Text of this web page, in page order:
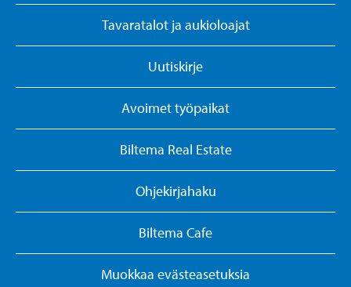
Tavaratalot ja aukioloajat
Uutiskirje
Avoimet työpaikat
Biltema Real Estate
Ohjekirjahaku
Biltema Cafe
Muokkaa evästeasetuksia